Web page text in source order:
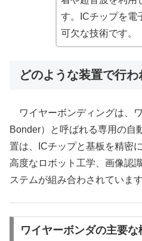
す。ICチップを電
可欠な技術です。
どのような装置で行
ワイヤーボンディングは、
Bonder）と呼ばれる専用の自
置は、ICチップと基板を精密
高度なロボット工学、画像認
ステムが組み合わされています
ワイヤーボンダの主要な